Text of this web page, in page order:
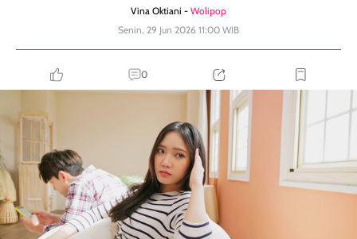
Vina Oktiani - Wolipop
Senin, 29 Jun 2026 11:00 WIB
0